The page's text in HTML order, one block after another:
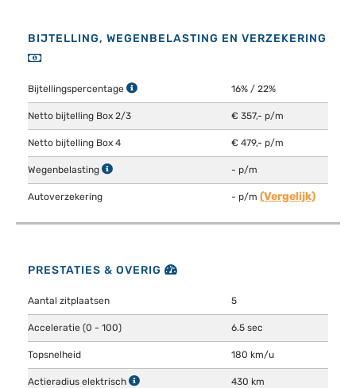
BIJTELLING, WEGENBELASTING EN VERZEKERING
Bijtellingspercentage 16% / 22%
Netto bijtelling Box 2/3 € 357,- p/m
Netto bijtelling Box 4 € 479,- p/m
Wegenbelasting - p/m
Autoverzekering - p/m (Vergelijk)
PRESTATIES & OVERIG
Aantal zitplaatsen 5
Acceleratie (0 - 100) 6.5 sec
Topsnelheid 180 km/u
Actieradius elektrisch 430 km